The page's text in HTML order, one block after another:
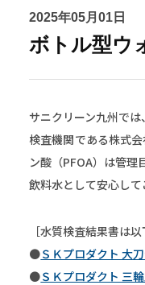
2025年05月01日
ボトル型ウ
サニクリーン九州で
検査機関である株式
ン酸（PFOA）は管理
飲料水として安心して
［水質検査結果書は
●ＳＫプロダクト 大
●ＳＫプロダクト 三